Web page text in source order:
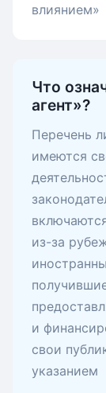
влиянием»
Что
агент»?
Перечень
имеются
из-за
и
свои
указанием